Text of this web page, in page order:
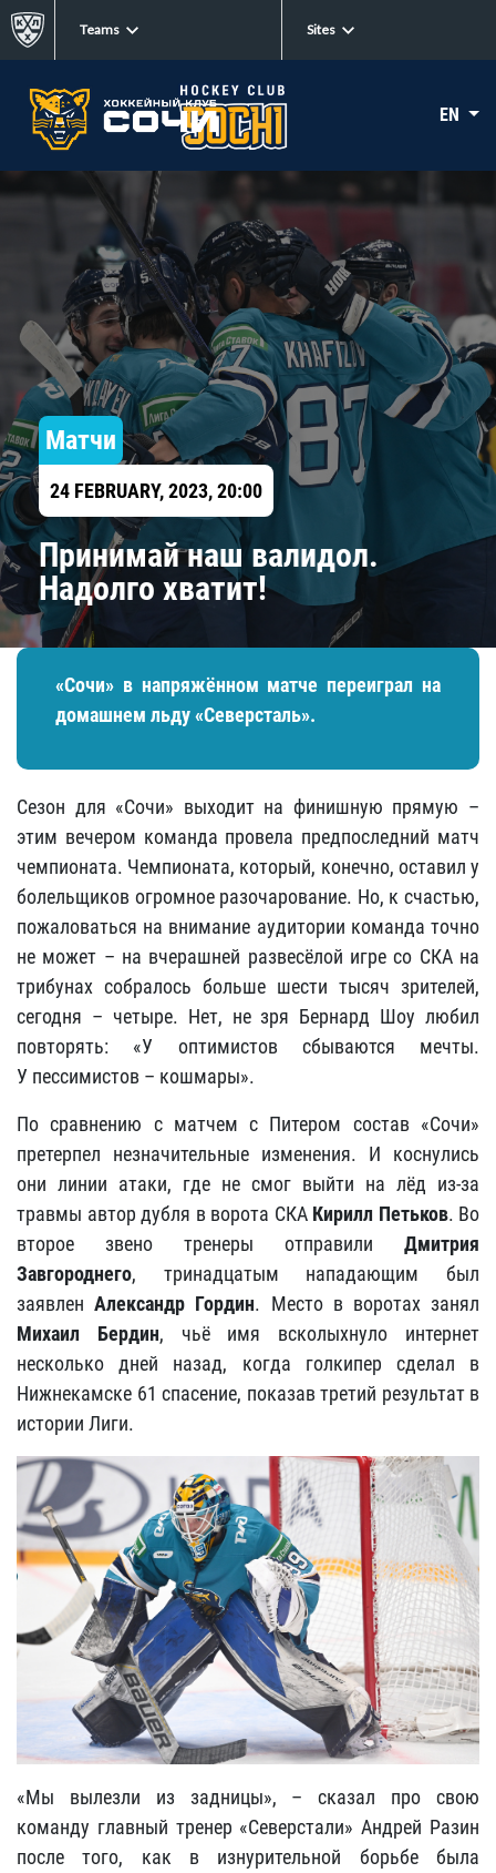
Teams Sites
EN
Матчи
24 FEBRUARY, 2023, 20:00
Принимай наш валидол.
Надолго хватит!
«Сочи» в напряжённом матче переиграл на
домашнем льду «Северсталь».
Сезон для «Сочи» выходит на финишную прямую –
этим вечером команда провела предпоследний матч
чемпионата. Чемпионата, который, конечно, оставил у
болельщиков огромное разочарование. Но, к счастью,
пожаловаться на внимание аудитории команда точно
не может – на вчерашней развесёлой игре со СКА на
трибунах собралось больше шести тысяч зрителей,
сегодня – четыре. Нет, не зря Бернард Шоу любил
повторять: «У оптимистов сбываются мечты.
У пессимистов – кошмары».
По сравнению с матчем с Питером состав «Сочи»
претерпел незначительные изменения. И коснулись
они линии атаки, где не смог выйти на лёд из-за
травмы автор дубля в ворота СКА Кирилл Петьков. Во
второе звено тренеры отправили Дмитрия
Завгороднего, тринадцатым нападающим был
заявленАлександр Гордин. Место в воротах занял
Михаил Бердин, чьё имя всколыхнуло интернет
несколько дней назад, когда голкипер сделал в
Нижнекамске 61 спасение, показав третий результат в
истории Лиги.
«Мы вылезли из задницы», – сказал про свою
команду главный тренер «Северстали» Андрей Разин
после того, как в изнурительной борьбе была